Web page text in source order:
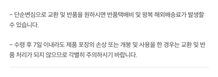
- 단순변심으로 교환 및 반품을 원하시면 반품택배비 및 왕복 해외배송료가 발생할
수 있습니다.
- 수령 후 7일 이내라도 제품 포장의 손상 또는 개봉 및 사용을 한 경우는 교환 및 반
품 처리가 되지 않으므로 각별히 주의하시기 바랍니다.